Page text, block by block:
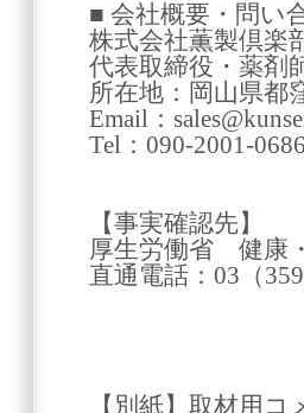
■ 会社概要・問い
株式会社薫製倶楽
代表取締役・薬
所在地：岡山県都
Email：
Tel：090-2001-0686
【事実確認先】
厚生労働省 健康
直通電話：03（
【別紙】取材用コ